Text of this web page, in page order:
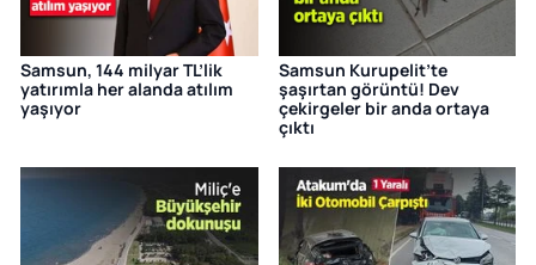
Samsun, 144 milyar TL’lik
yatırımla her alanda atılım
yaşıyor
Samsun Kurupelit’te
şaşırtan görüntü! Dev
çekirgeler bir anda ortaya
çıktı